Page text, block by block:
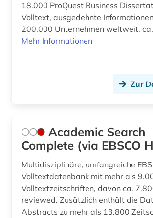
bevölkerungsentwicklung (1)
bevölkerungsforschung (1)
bibliographie (7)
bibliotheksbestand (1)
bibliothekskatalog plus (1)
bilanz (13)
bilanzanalyse (2)
18.000 ProQuest Business
Volltext, ausgedehnte
200.000 Unternehmen weltweit,
Mehr Informationen
Zur
Academic Search
Complete (via EBSCO
Multidisziplinäre, umfangreiche
Volltextdatenbank mit mehr als
Volltextzeitschriften, davon ca.
reviewed. Zusätzlich enthält die
Abstracts zu mehr als 13.800